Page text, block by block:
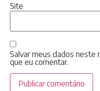
Site
Salvar meus dados neste
que eu comentar.